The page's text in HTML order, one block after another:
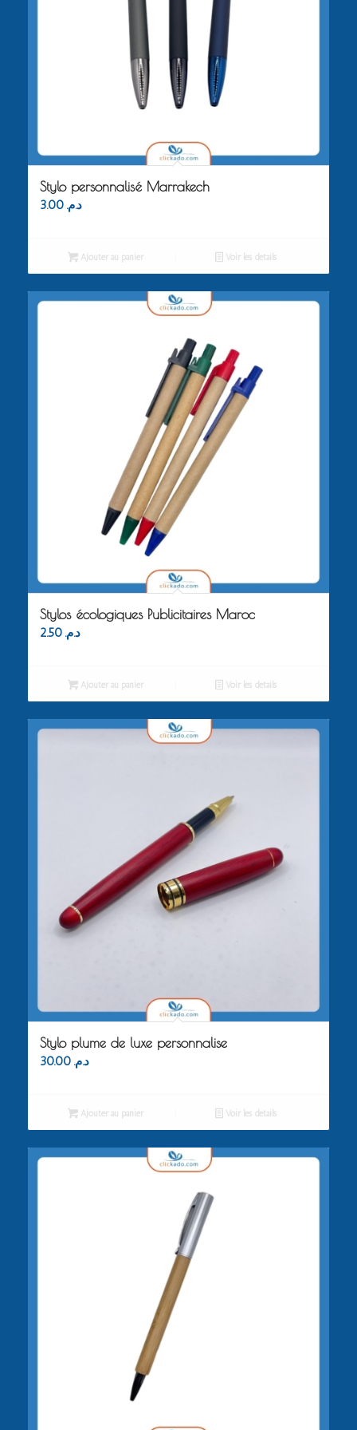
Stylo personnalisé Marrakech
د.م. 3.00
Ajouter au panier Voir les détails
Stylos écologiques Publicitaires Maroc
د.م. 2.50
Ajouter au panier Voir les détails
Stylo plume de luxe personnalise
د.م. 30.00
Ajouter au panier Voir les détails